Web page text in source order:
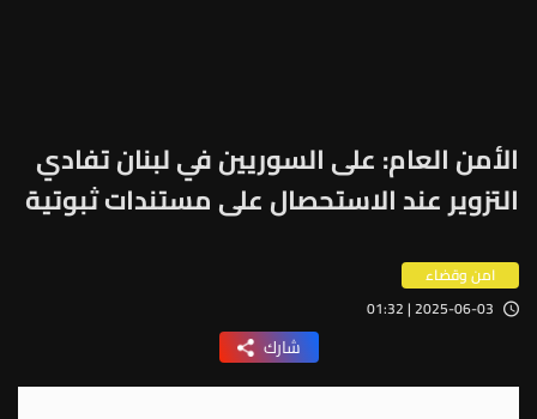
الأمن العام: على السوريين في لبنان تفادي
التزوير عند الاستحصال على مستندات ثبوتية
امن وقضاء
2025-06-03 | 01:32
شارك